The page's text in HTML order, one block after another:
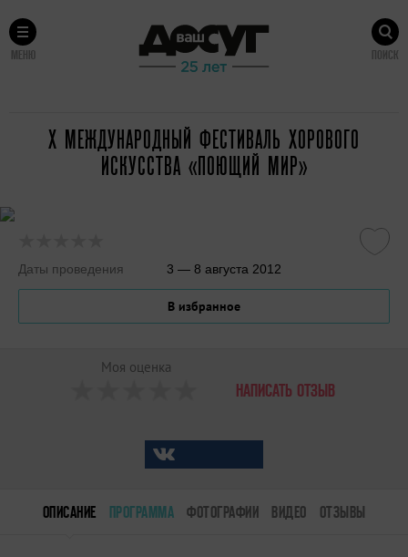
МЕНЮ ПОИСК
Х МЕЖДУНАРОДНЫЙ ФЕСТИВАЛЬ ХОРОВОГО
ИСКУССТВА «ПОЮЩИЙ МИР»
Даты проведения 3 — 8 августа 2012
В избранное
Моя оценка
НАПИСАТЬ ОТЗЫВ
ОПИСАНИЕ ПРОГРАММА ФОТОГРАФИИ ВИДЕО ОТЗЫВЫ